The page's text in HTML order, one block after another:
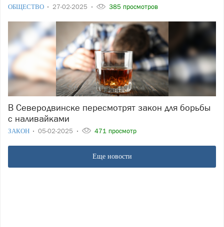
ОБЩЕСТВО 27-02-2025 385 просмотров
В Северодвинске пересмотрят закон для борьбы
с наливайками
ЗАКОН 05-02-2025 471 просмотр
Еще новости